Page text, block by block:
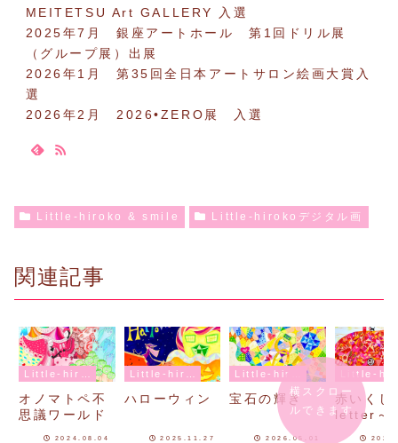
MEITETSU Art GALLERY 入選
2025年7月 銀座アートホール 第1回ドリル展
（グループ展）出展
2026年1月 第35回全日本アートサロン絵画大賞入
選
2026年2月 2026•ZERO展 入選
Little-hiroko & smile Little-hirokoデジタル画
関連記事
オノマトペ不
思議ワールド
2024.08.04
ハローウィン
2025.11.27
宝石の輝き
2026.05.01
赤いくじ
letter～
横スクロー
ルできます